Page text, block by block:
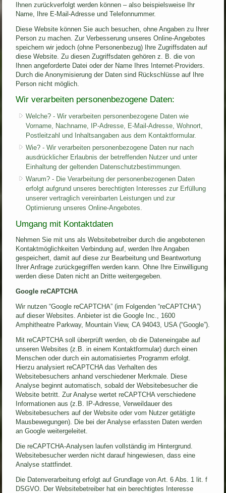
Ihnen zurückverfolgt werden können – also beispielsweise Ihr
Name, Ihre E-Mail-Adresse und Telefonnummer.
Diese Website können Sie auch besuchen, ohne Angaben zu Ihrer
Person zu machen. Zur Verbesserung unseres Online-Angebotes
speichern wir jedoch (ohne Personenbezug) Ihre Zugriffsdaten auf
diese Website. Zu diesen Zugriffsdaten gehören z. B. die von
Ihnen angeforderte Datei oder der Name Ihres Internet-Providers.
Durch die Anonymisierung der Daten sind Rückschlüsse auf Ihre
Person nicht möglich.
Wir verarbeiten personenbezogene Daten:
Welche? - Wir verarbeiten personenbezogene Daten wie
Vorname, Nachname, IP-Adresse, E-Mail-Adresse, Wohnort,
Postleitzahl und Inhaltsangaben aus dem Kontaktformular.
Wie? - Wir verarbeiten personenbezogene Daten nur nach
ausdrücklicher Erlaubnis der betreffenden Nutzer und unter
Einhaltung der geltenden Datenschutzbestimmungen.
Warum? - Die Verarbeitung der personenbezogenen Daten
erfolgt aufgrund unseres berechtigten Interesses zur Erfüllung
unserer vertraglich vereinbarten Leistungen und zur
Optimierung unseres Online-Angebotes.
Umgang mit Kontaktdaten
Nehmen Sie mit uns als Websitebetreiber durch die angebotenen
Kontaktmöglichkeiten Verbindung auf, werden Ihre Angaben
gespeichert, damit auf diese zur Bearbeitung und Beantwortung
Ihrer Anfrage zurückgegriffen werden kann. Ohne Ihre Einwilligung
werden diese Daten nicht an Dritte weitergegeben.
Google reCAPTCHA
Wir nutzen “Google reCAPTCHA” (im Folgenden “reCAPTCHA”)
auf dieser Websites. Anbieter ist die Google Inc., 1600
Amphitheatre Parkway, Mountain View, CA 94043, USA (“Google”).
Mit reCAPTCHA soll überprüft werden, ob die Dateneingabe auf
unseren Websites (z.B. in einem Kontaktformular) durch einen
Menschen oder durch ein automatisiertes Programm erfolgt.
Hierzu analysiert reCAPTCHA das Verhalten des
Websitebesuchers anhand verschiedener Merkmale. Diese
Analyse beginnt automatisch, sobald der Websitebesucher die
Website betritt. Zur Analyse wertet reCAPTCHA verschiedene
Informationen aus (z.B. IP-Adresse, Verweildauer des
Websitebesuchers auf der Website oder vom Nutzer getätigte
Mausbewegungen). Die bei der Analyse erfassten Daten werden
an Google weitergeleitet.
Die reCAPTCHA-Analysen laufen vollständig im Hintergrund.
Websitebesucher werden nicht darauf hingewiesen, dass eine
Analyse stattfindet.
Die Datenverarbeitung erfolgt auf Grundlage von Art. 6 Abs. 1 lit. f
DSGVO. Der Websitebetreiber hat ein berechtigtes Interesse